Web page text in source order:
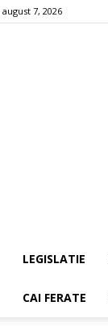
7, 2026
LEGISLATIE
CAI FERATE